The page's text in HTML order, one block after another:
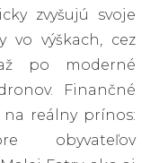
zvyšujú svoje
vo výškach, cez
po moderné
Finančné
reálny prínos:
obyvateľov